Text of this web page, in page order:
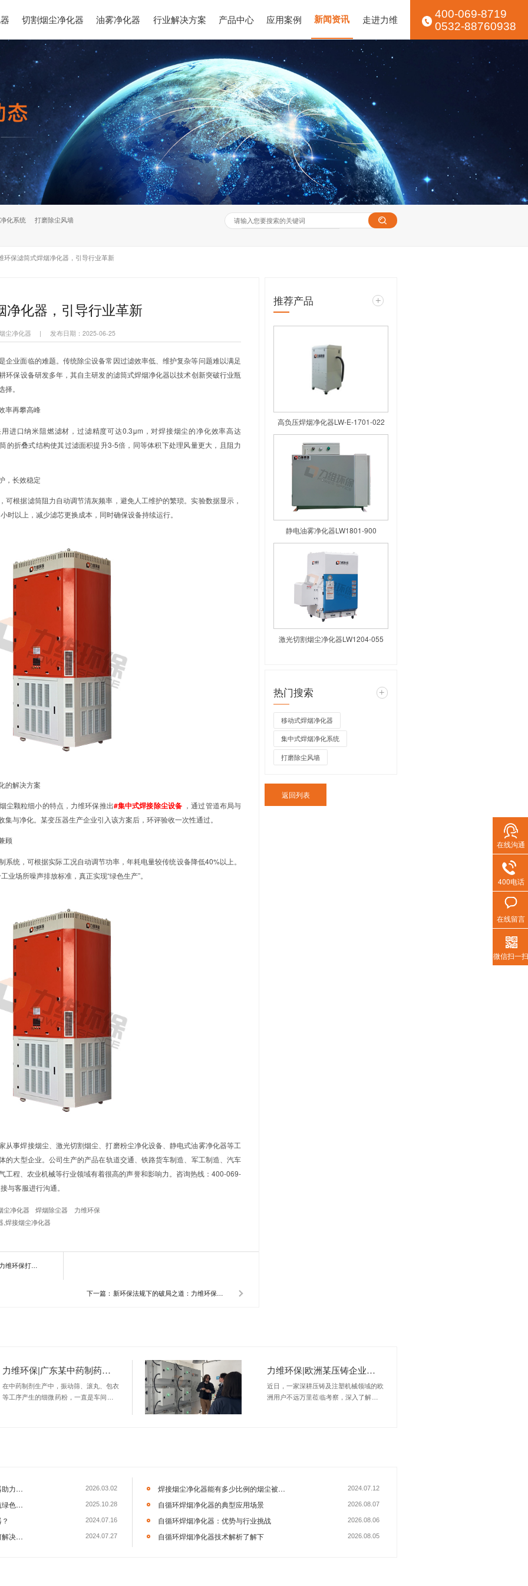
400-069-8719
0532-88760938
切割烟尘净化器 油雾净化器 行业解决方案 产品中心 应用案例 新闻资讯 走进力维
页 > 新闻资讯 > 力维环保滤筒式焊烟净化器，引导行业革新
滤筒式焊烟净化器，引导行业革新
筒式焊烟净化器,焊接烟尘净化器 | 发布日期：2025-06-25
域，烟尘治理一直是企业面临的难题。传统除尘设备常因过滤效率低、维护复杂等问题难以满足
保科技有限公司深耕环保设备研发多年，其自主研发的滤筒式焊烟净化器以技术创新突破行业瓶
机械制造等行业的选择。
：滤筒升级，净化效率再攀高峰
筒式焊烟净化器采用进口纳米阻燃滤材，过滤精度可达0.3μm，对焊接烟尘的净化效率高达
袋除尘器相比，滤筒的折叠式结构使其过滤面积提升3-5倍，同等体积下处理风量更大，且阻力
20%-30%。
清灰系统：自动维护，长效稳定
脉冲反吹清灰系统，可根据滤筒阻力自动调节清灰频率，避免人工维护的繁琐。实验数据显示，
用寿命延长至6000小时以上，减少滤芯更换成本，同时确保设备持续运行。
：变压器行业定制化的解决方案
业焊接工序分散、烟尘颗粒细小的特点，力维环保推出
，实现烟尘的集中收集与净化。某变压器生产企业引入该方案后，环评验收一次性通过。
风机，搭配变频控制系统，可根据实际工况自动调节功率，年耗电量较传统设备降低40%以上。
音低于75dB，符合工业场所噪声排放标准，真正实现“绿色生产”。
科技有限公司是一家从事焊接烟尘、激光切割烟尘、打磨粉尘净化设备、静电式油雾净化器等工
、制造和销售为一体的大型企业。公司生产的产品在轨道交通、铁路货车制造、军工制造、汽车
激光切割烟尘
热门搜索
移动式焊烟净化
在线沟通
400电话
在线留言
微信扫一扫